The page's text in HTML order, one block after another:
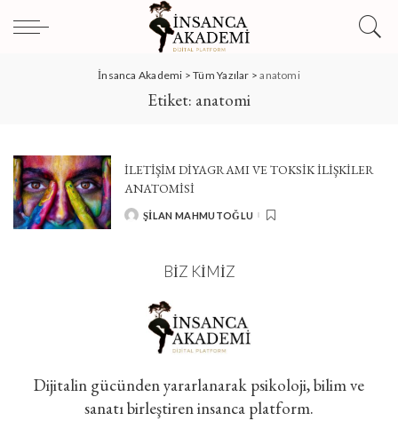
İnsanca Akademi >Tüm Yazılar >anatomi
Etiket: anatomi
İLETIŞIM DIYAGRAMI VE TOKSIK İLIŞKILER
ANATOMISI
POSTED
ŞILAN MAHMUTOĞLU
BIZ KIMIZ
Dijitalin gücünden yararlanarak psikoloji, bilim ve
sanatı birleştiren insanca platform.